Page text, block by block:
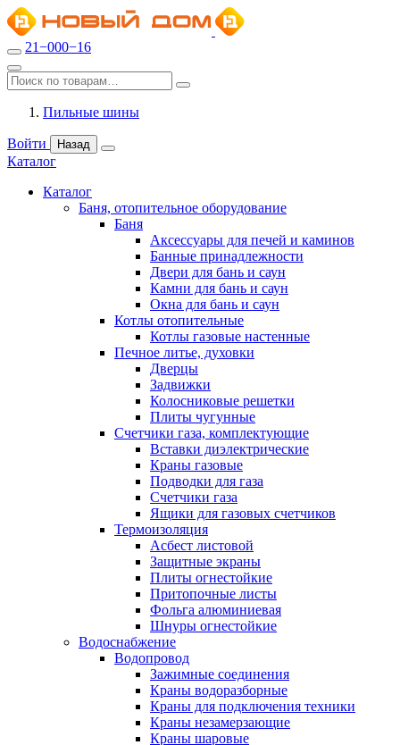
21−000−16
Пильные шины
Войти Назад
Каталог
Каталог
Баня, отопительное оборудование
Баня
Аксессуары для печей и каминов
Банные принадлежности
Двери для бань и саун
Камни для бань и саун
Окна для бань и саун
Котлы отопительные
Котлы газовые настенные
Печное литье, духовки
Дверцы
Задвижки
Колосниковые решетки
Плиты чугунные
Счетчики газа, комплектующие
Вставки диэлектрические
Краны газовые
Подводки для газа
Счетчики газа
Ящики для газовых счетчиков
Термоизоляция
Асбест листовой
Защитные экраны
Плиты огнестойкие
Притопочные листы
Фольга алюминиевая
Шнуры огнестойкие
Водоснабжение
Водопровод
Зажимные соединения
Краны водоразборные
Краны для подключения техники
Краны незамерзающие
Краны шаровые